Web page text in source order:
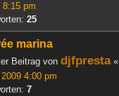
8:15 pm
25
marina
Beitrag von djfpresta«
2009 4:00 pm
7